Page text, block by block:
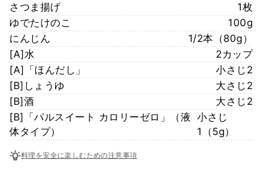
さつま揚げ
1枚
ゆでたけのこ
100g
にんじん
1/2本（80g）
[A]水
2カップ
[A]「ほんだし」
小さじ2
[B]しょうゆ
大さじ2
[B]酒
大さじ2
[B]「パルスイート カロリーゼロ」（液
体タイプ）
小さじ
1（5g）
料理を安全に楽しむための注意事項